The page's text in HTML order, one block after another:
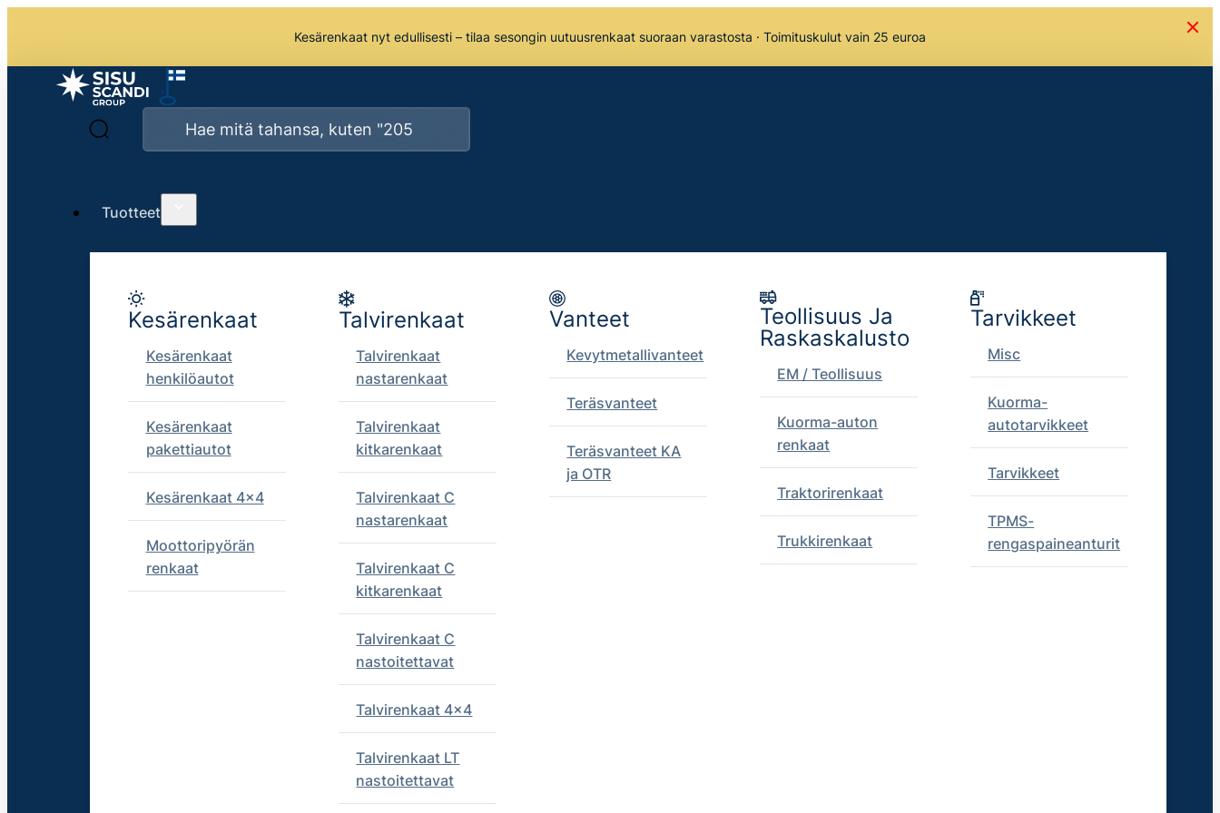
Kesärenkaat nyt edullisesti – tilaa sesongin uutuusrenkaat suoraan varastosta · Toimituskulut vain 25 euroa
Tuotteet
Kesärenkaat
Kesärenkaat
henkilöautot
Kesärenkaat
pakettiautot
Kesärenkaat 4x4
Moottoripyörän
renkaat
Talvirenkaat
Talvirenkaat
nastarenkaat
Talvirenkaat
kitkarenkaat
Talvirenkaat C
nastarenkaat
Talvirenkaat C
kitkarenkaat
Talvirenkaat C
nastoitettavat
Talvirenkaat 4x4
Talvirenkaat LT
nastoitettavat
Vanteet
Kevytmetallivanteet
Teräsvanteet
Teräsvanteet KA
ja OTR
Teollisuus Ja
Raskaskalusto
EM / Teollisuus
Kuorma-auton
renkaat
Traktorirenkaat
Trukkirenkaat
Tarvikkeet
Misc
Kuorma-
autotarvikkeet
Tarvikkeet
TPMS-
rengaspaineanturit